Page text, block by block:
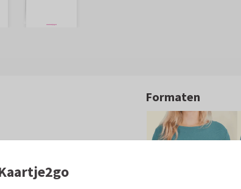
Formaten